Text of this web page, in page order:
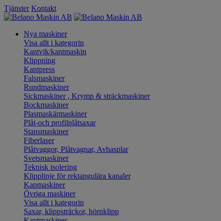
Tjänster Kontakt
Nya maskiner
Visa allt i kategorin
Kantvik/kantmaskin
Klippning
Kantpress
Falsmaskiner
Rundmaskiner
Sickmaskiner , Krymp & sträckmaskiner
Bockmaskiner
Plasmaskärmaskiner
Plåt-och profilplåtsaxar
Stansmaskiner
Fiberlaser
Plåtvaggor, Plåtvagnar, Avhasplar
Svetsmaskiner
Teknisk isolering
Klipplinje för rektangulära kanaler
Kapmaskiner
Övriga maskiner
Visa allt i kategorin
Saxar, klippsträckor, hörnklipp